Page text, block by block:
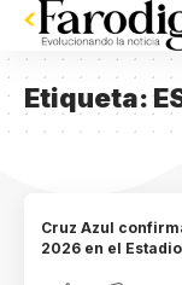
Etiqueta:
Cruz Azul
2026 en el